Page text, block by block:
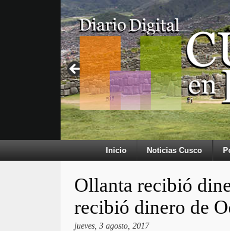
Inicio Noticias Cusco
Ollanta recibió
recibió dinero de
jueves, 3 agosto, 2017